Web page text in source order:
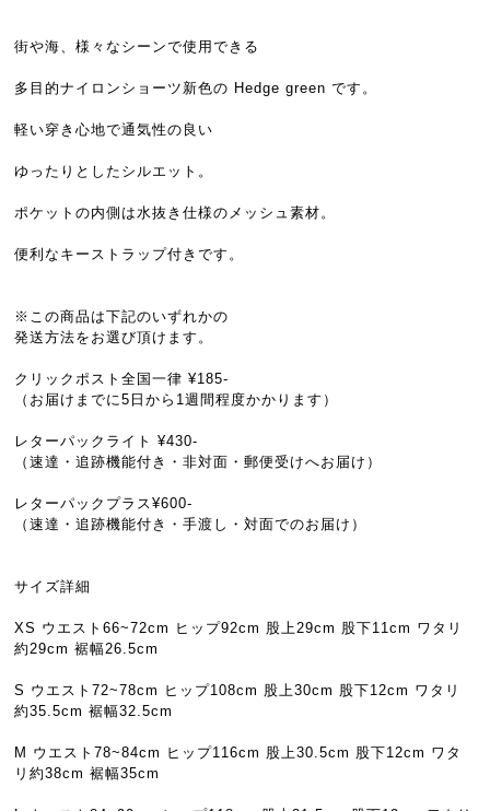
街や海、様々なシーンで使用できる
多目的ナイロンショーツ新色の Hedge green です。
軽い穿き心地で通気性の良い
ゆったりとしたシルエット。
ポケットの内側は水抜き仕様のメッシュ素材。
便利なキーストラップ付きです。
※この商品は下記のいずれかの
発送方法をお選び頂けます。
クリックポスト全国一律 ¥185-
（お届けまでに5日から1週間程度かかります）
レターパックライト ¥430-
（速達・追跡機能付き・非対面・郵便受けへお届け）
レターパックプラス¥600-
（速達・追跡機能付き・手渡し・対面でのお届け）
サイズ詳細
XS ウエスト66~72cm ヒップ92cm 股上29cm 股下11cm ワタリ
約29cm 裾幅26.5cm
S ウエスト72~78cm ヒップ108cm 股上30cm 股下12cm ワタリ
約35.5cm 裾幅32.5cm
M ウエスト78~84cm ヒップ116cm 股上30.5cm 股下12cm ワタ
リ約38cm 裾幅35cm